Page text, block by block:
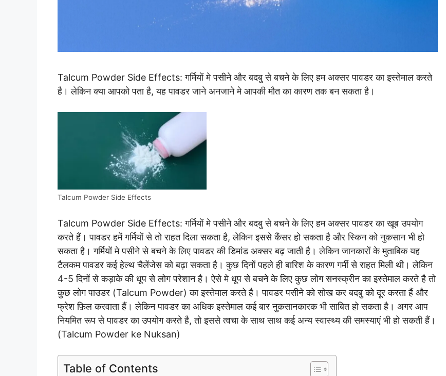
Talcum Powder Side Effects: गर्मियों मे पसीने और बदबु से बचने के लिए हम अक्सर पावडर का इस्तेमाल करते
है। लेकिन क्या आपको पता है, यह पावडर जाने अनजाने मे आपकी मौत का कारण तक बन सकता है।
Talcum Powder Side Effects
Talcum Powder Side Effects: गर्मियों मे पसीने और बदबु से बचने के लिए हम अक्सर पावडर का खूब उपयोग
करते हैं। पावडर हमें गर्मियों से तो राहत दिला सकता है, लेकिन इससे कैंसर हो सकता है और स्किन को नुकसान भी हो
सकता है। गर्मियों मे पसीने से बचने के लिए पावडर की डिमांड अक्सर बढ़ जाती है। लेकिन जानकारों के मुताबिक यह
टैलकम पावडर कई हेल्थ चैलेंजेस को बढ़ा सकता है। कुछ दिनों पहले ही बारिश के कारण गर्मी से राहत मिली थी। लेकिन
4-5 दिनों से कड़ाके की धूप से लोग परेशान है। ऐसे मे धूप से बचने के लिए कुछ लोग सनस्क्रीन का इस्तेमाल करते है तो
कुछ लोग पाउडर (Talcum Powder) का इस्तेमाल करते है। पावडर पसीने को सोख कर बदबु को दूर करता हैं और
फ्रेश फ़िल करवाता हैं। लेकिन पावडर का अधिक इस्तेमाल कई बार नुकसानकारक भी साबित हो सकता है। अगर आप
नियमित रूप से पावडर का उपयोग करते है, तो इससे त्वचा के साथ साथ कई अन्य स्वास्थ्य की समस्याएं भी हो सकती हैं।
(Talcum Powder ke Nuksan)
Table of Contents